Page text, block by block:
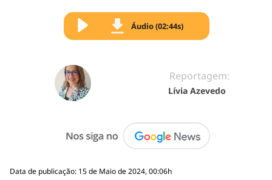
Áudio (02:44s)
Reportagem:
Lívia Azevedo
Data de publicação: 15 de Maio de 2024, 00:06h